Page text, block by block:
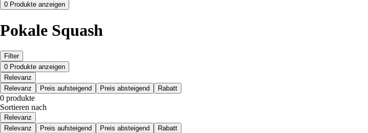
0 Produkte anzeigen
Pokale Squash
Filter
0 Produkte anzeigen
Relevanz
Relevanz
Preis aufsteigend Preis absteigend Rabatt
0 produkte
Sortieren nach
Relevanz
Relevanz
Preis aufsteigend Preis absteigend Rabatt